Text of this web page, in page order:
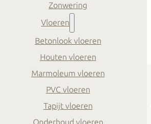
Zonwering
Vloeren
Betonlook vloeren
Houten vloeren
Marmoleum vloeren
PVC vloeren
Tapijt vloeren
Onderhoud vloeren